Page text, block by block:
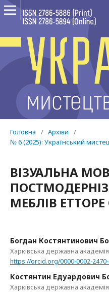
Головна / Архіви
/
№ 6 (2025): Український
ВІЗУАЛЬНА
МЕБЛІВ
Богдан Костянтинович
Харківська державна
https://orcid.org/0000-0002-
Костянтин Едуардович
Харківська державна